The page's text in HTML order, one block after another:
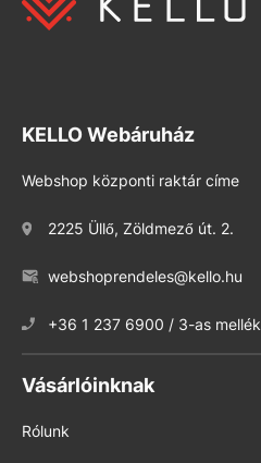
KELLO Webáruház
Webshop központi raktár címe
2225 Üllő, Zöldmező út. 2.
webshoprendeles@kello.hu
+36 1 237 6900 / 3-as mellék
Vásárlóinknak
Rólunk